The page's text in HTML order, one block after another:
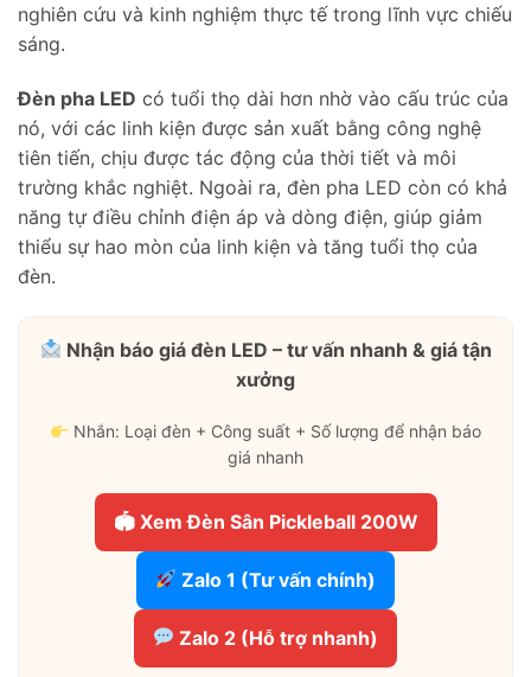
nghiên cứu và kinh nghiệm thực tế trong lĩnh vực chiếu
sáng.
Đèn pha LED có tuổi thọ dài hơn nhờ vào cấu trúc của
nó, với các linh kiện được sản xuất bằng công nghệ
tiên tiến, chịu được tác động của thời tiết và môi
trường khắc nghiệt. Ngoài ra, đèn pha LED còn có khả
năng tự điều chỉnh điện áp và dòng điện, giúp giảm
thiểu sự hao mòn của linh kiện và tăng tuổi thọ của
đèn.
Nhận báo giá đèn LED – tư vấn nhanh & giá tận
xưởng
Nhắn: Loại đèn + Công suất + Số lượng để nhận báo
giá nhanh
🏟 Xem Đèn Sân Pickleball 200W
Zalo 1 (Tư vấn chính)
Zalo 2 (Hỗ trợ nhanh)